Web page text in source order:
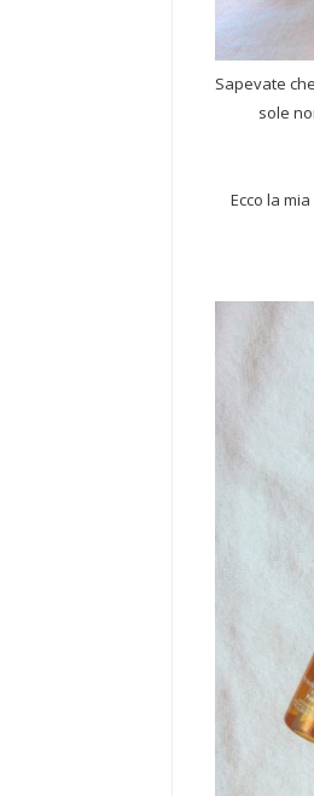
Sapevate che
sole
Ecco la